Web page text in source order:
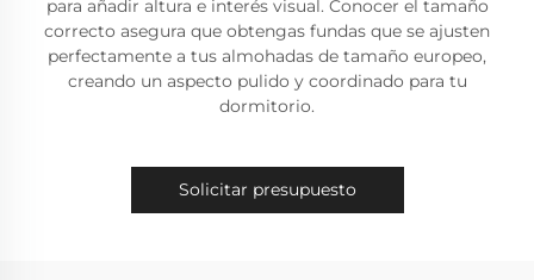
para añadir altura e interés visual. Conocer el tamaño
correcto asegura que obtengas fundas que se ajusten
perfectamente a tus almohadas de tamaño europeo,
creando un aspecto pulido y coordinado para tu
dormitorio.
Solicitar presupuesto